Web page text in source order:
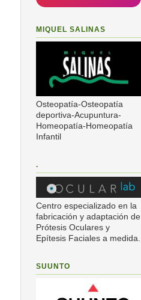
MIQUEL SALINAS
Osteopatía-Osteopatía
deportiva-Acupuntura-
Homeopatía-Homeopatía
Infantil
.
Centro especializado en la
fabricación y adaptación de
Prótesis Oculares y
Epítesis Faciales a medida.
SUUNTO